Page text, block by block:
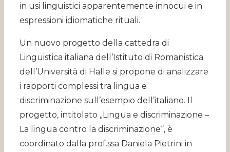
in usi linguistici apparentemente innocui e in
espressioni idiomatiche rituali.
Un nuovo progetto della cattedra di
Linguistica italiana dell’Istituto di Romanistica
dell’Università di Halle si propone di analizzare
i rapporti complessi tra lingua e
discriminazione sull’esempio dell’italiano. Il
progetto, intitolato „Lingua e discriminazione –
La lingua contro la discriminazione“, è
coordinato dalla prof.ssa Daniela Pietrini in